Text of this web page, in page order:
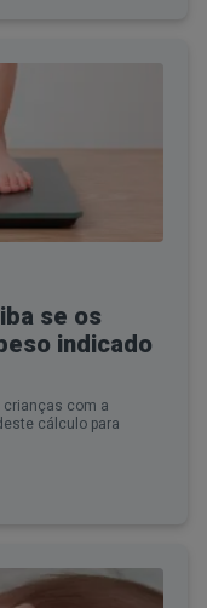
se os
indicado
crianças com a
cálculo para